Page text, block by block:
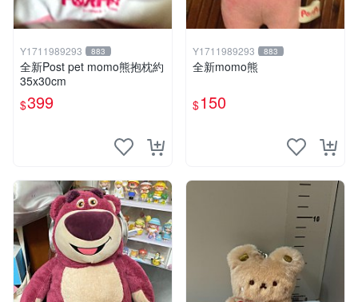
Y1711989293 883
全新Post pet momo熊抱枕約
35x30cm
$399
Y1711989293 883
全新momo熊
$150